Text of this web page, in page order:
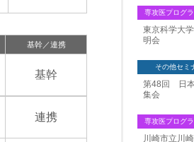
基幹／連携
基幹
連携
専攻医プログ
東京科学大
明会
その他セミ
第48回 日本
集会
専攻医プログ
川崎市立川